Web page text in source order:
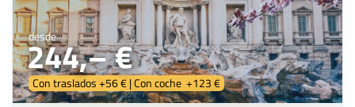
desde
244,– €
Con traslados +56 € | Con coche +123 €